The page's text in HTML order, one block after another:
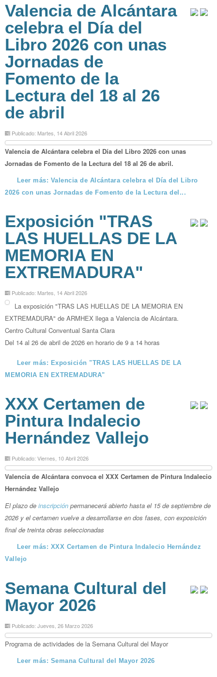
Valencia de Alcántara
celebra el Día del
Libro 2026 con unas
Jornadas de
Fomento de la
Lectura del 18 al 26
de abril
Publicado: Martes, 14 Abril 2026
Valencia de Alcántara celebra el Día del Libro 2026 con unas
Jornadas de Fomento de la Lectura del 18 al 26 de abril.
Leer más: Valencia de Alcántara celebra el Día del Libro
2026 con unas Jornadas de Fomento de la Lectura del...
Exposición "TRAS
LAS HUELLAS DE LA
MEMORIA EN
EXTREMADURA"
Publicado: Martes, 14 Abril 2026
La exposición "TRAS LAS HUELLAS DE LA MEMORIA EN
EXTREMADURA" de ARMHEX llega a Valencia de Alcántara.
Centro Cultural Conventual Santa Clara
Del 14 al 26 de abril de 2026 en horario de 9 a 14 horas
Leer más: Exposición "TRAS LAS HUELLAS DE LA
MEMORIA EN EXTREMADURA"
XXX Certamen de
Pintura Indalecio
Hernández Vallejo
Publicado: Viernes, 10 Abril 2026
Valencia de Alcántara convoca el XXX Certamen de Pintura Indalecio
Hernández Vallejo
El plazo de inscripción permanecerá abierto hasta el 15 de septiembre de
2026 y el certamen vuelve a desarrollarse en dos fases, con exposición
final de treinta obras seleccionadas
Leer más: XXX Certamen de Pintura Indalecio Hernández
Vallejo
Semana Cultural del
Mayor 2026
Publicado: Jueves, 26 Marzo 2026
Programa de actividades de la Semana Cultural del Mayor
Leer más: Semana Cultural del Mayor 2026